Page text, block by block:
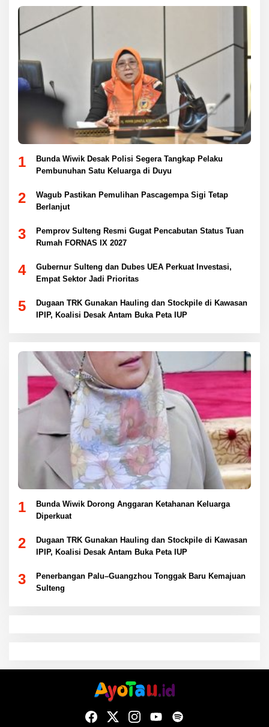
1
Bunda Wiwik Desak Polisi Segera Tangkap Pelaku
Pembunuhan Satu Keluarga di Duyu
2
Wagub Pastikan Pemulihan Pascagempa Sigi Tetap
Berlanjut
3
Pemprov Sulteng Resmi Gugat Pencabutan Status Tuan
Rumah FORNAS IX 2027
4
Gubernur Sulteng dan Dubes UEA Perkuat Investasi,
Empat Sektor Jadi Prioritas
5
Dugaan TRK Gunakan Hauling dan Stockpile di Kawasan
IPIP, Koalisi Desak Antam Buka Peta IUP
1
Bunda Wiwik Dorong Anggaran Ketahanan Keluarga
Diperkuat
2
Dugaan TRK Gunakan Hauling dan Stockpile di Kawasan
IPIP, Koalisi Desak Antam Buka Peta IUP
3
Penerbangan Palu–Guangzhou Tonggak Baru Kemajuan
Sulteng